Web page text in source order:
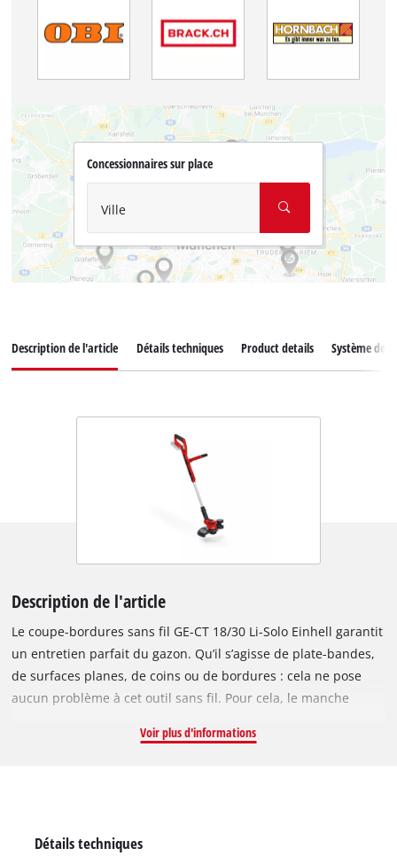
Concessionnaires sur place
Ville
Description de l'article Détails techniques Product details Système de
Description de l'article
Le coupe-bordures sans fil GE-CT 18/30 Li-Solo Einhell garantit
un entretien parfait du gazon. Qu’il s’agisse de plate-bandes,
de surfaces planes, de coins ou de bordures : cela ne pose
aucun problème à cet outil sans fil. Pour cela, le manche
aide précieuse. La poignée auxiliaire réglable assure une
une utilisation flexible sous les buissons ou autres obstacles.
Voir plus d'informations
Détails techniques